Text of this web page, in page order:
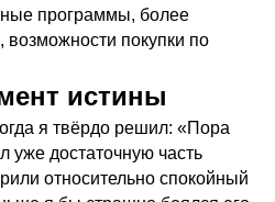
программы, более
покупки по
истины
я твёрдо решил: «Пора
уже достаточную часть
относительно спокойный